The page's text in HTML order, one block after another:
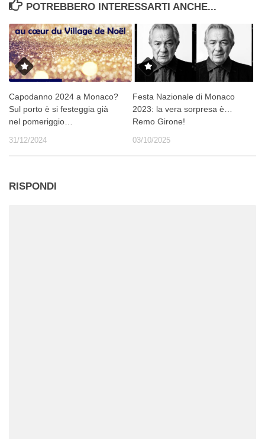
POTREBBERO INTERESSARTI ANCHE...
Capodanno 2024 a Monaco?
Sul porto è si festeggia già
nel pomeriggio…
31/12/2024
Festa Nazionale di Monaco
2023: la vera sorpresa è…
Remo Girone!
03/10/2025
RISPONDI